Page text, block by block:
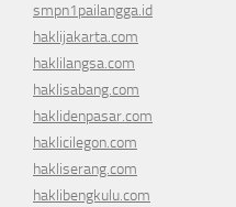
smpn1pailangga.id
haklijakarta.com
haklilangsa.com
haklisabang.com
haklidenpasar.com
haklicilegon.com
hakliserang.com
haklibengkulu.com